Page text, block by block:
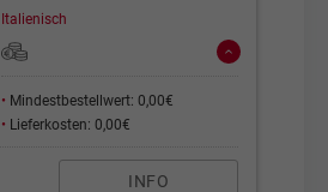
Italienisch
• Mindestbestellwert: 0,00€
• Lieferkosten: 0,00€
INFO